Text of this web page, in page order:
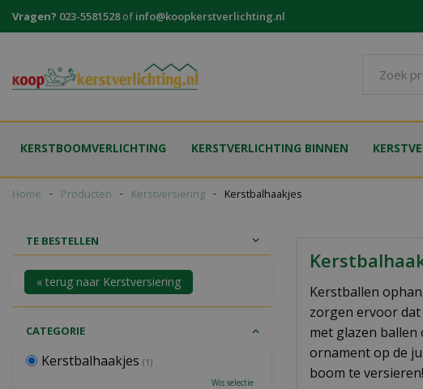
naar
Home Producten Kerstversiering Kerstbalhaakjes
Vragen? 023-5581528ofinfo@koopkerstverlichting.nl
KERSTBOOMVERLICHTING KERSTVERLICHTING BINNEN
Kerstballen
zorgen ervoor
met glazen
ornament op de
boom te versieren!
TE BESTELLEN
« terug naar Kerstversiering
CATEGORIE
Kerstbalhaakjes (1)
Wis selectie